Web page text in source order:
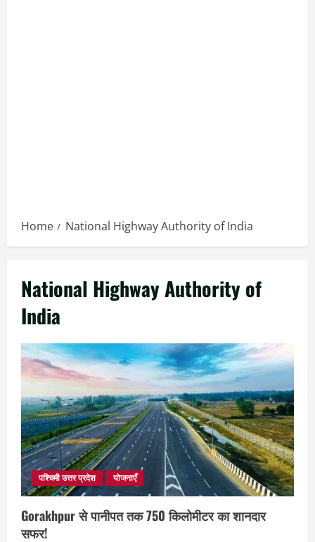
Home National Highway Authority of India
National Highway Authority of
India
पश्चिमी उत्तर प्रदेश योजनाएँ
Gorakhpur से पानीपत तक 750 किलोमीटर का शानदार
सफर!